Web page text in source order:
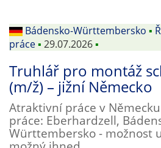
Bádensko-Württembersko ▪
práce▪ 29.07.2026▪
Truhlář pro montáž
(m/ž) – jižní Německo
Atraktivní práce v
práce: Eberhardzell,
Württembersko - možnost